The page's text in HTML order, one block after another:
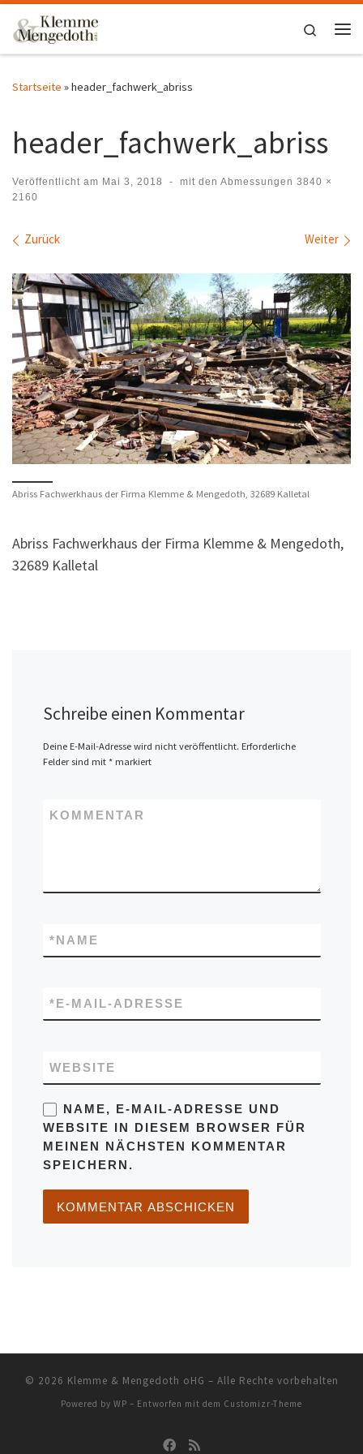
Zum Inhalt springen
Search
Startseite »header_fachwerk_abriss
header_fachwerk_abriss
Veröffentlicht am Mai 3, 2018 - mit den Abmessungen 3840 ×
2160
Bilder Navigation
Zurück Weiter
Abriss Fachwerkhaus der Firma Klemme & Mengedoth, 32689 Kalletal
Abriss Fachwerkhaus der Firma Klemme & Mengedoth,
32689 Kalletal
Schreibe einen Kommentar
Deine E-Mail-Adresse wird nicht veröffentlicht. Erforderliche
Felder sind mit *markiert
KOMMENTAR
NAME
*
E-MAIL-ADRESSE
*
WEBSITE
NAME, E-MAIL-ADRESSE UND
WEBSITE IN DIESEM BROWSER FÜR
MEINEN NÄCHSTEN KOMMENTAR
SPEICHERN.
© 2026 Klemme & Mengedoth oHG – Alle Rechte vorbehalten
Powered by WP – Entworfen mit dem Customizr-Theme